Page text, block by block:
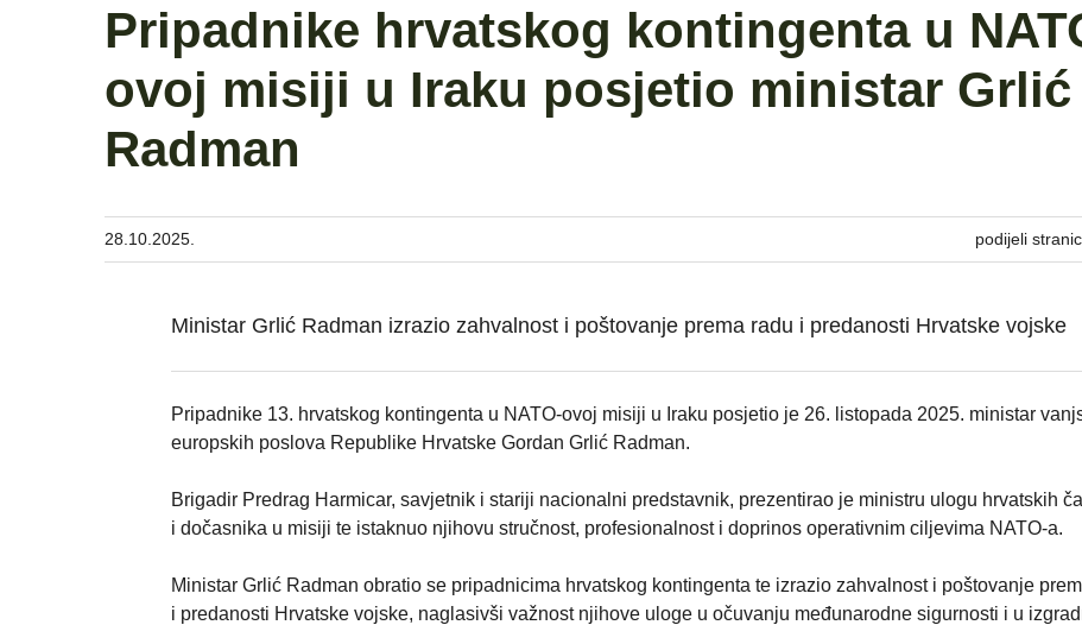
Pripadnike hrvatskog kontingenta u
ovoj misiji u Iraku posjetio ministar Grlić
Radman
28.10.2025. podijeli
Ministar Grlić Radman izrazio zahvalnost i poštovanje prema radu i predanosti Hrvatske vojske
Pripadnike 13. hrvatskog kontingenta u NATO-ovoj misiji u Iraku posjetio je 26. listopada 2025. ministar
europskih poslova Republike Hrvatske Gordan Grlić Radman.
Brigadir Predrag Harmicar, savjetnik i stariji nacionalni predstavnik, prezentirao je ministru ulogu hrvatskih
i dočasnika u misiji te istaknuo njihovu stručnost, profesionalnost i doprinos operativnim ciljevima NATO-a.
Ministar Grlić Radman obratio se pripadnicima hrvatskog kontingenta te izrazio zahvalnost i poštovanje
i predanosti Hrvatske vojske, naglasivši važnost njihove uloge u očuvanju međunarodne sigurnosti i u